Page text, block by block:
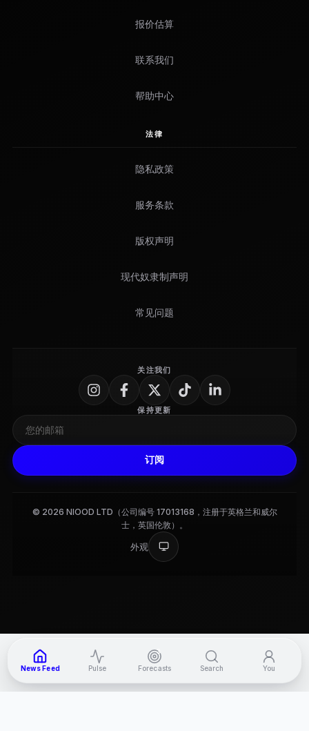
报价估算
联系我们
帮助中心
法律
隐私政策
服务条款
版权声明
现代奴隶制声明
常见问题
关注我们
保持更新
订阅
© 2026 NIOOD LTD（公司编号 17013168，注册于英格兰和威尔
士，英国伦敦）。
外观
News Feed Pulse
3
Forecasts Search You